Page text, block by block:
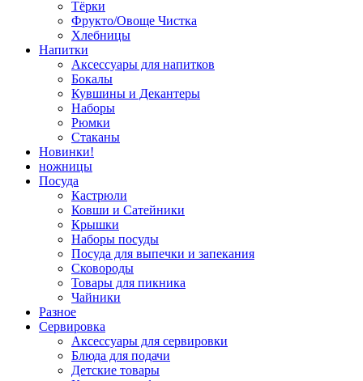
Тёрки
Фрукто/Овоще Чистка
Хлебницы
Напитки
Аксессуары для напитков
Бокалы
Кувшины и Декантеры
Наборы
Рюмки
Стаканы
Новинки!
ножницы
Посуда
Кастрюли
Ковши и Сатейники
Крышки
Наборы посуды
Посуда для выпечки и запекания
Сковороды
Товары для пикника
Чайники
Разное
Сервировка
Аксессуары для сервировки
Блюда для подачи
Детские товары